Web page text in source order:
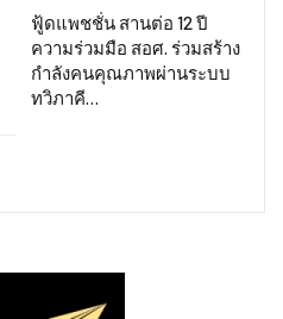
ฟู้ดแพชชั่น สานต่อ 12 ปี
ความร่วมมือ สอศ. ร่วมสร้าง
กำลังคนคุณภาพผ่านระบบ
ทวิภาคี…